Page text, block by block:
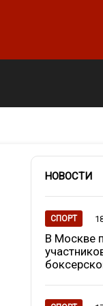
НОВОСТИ
СПОРТ
В Москве